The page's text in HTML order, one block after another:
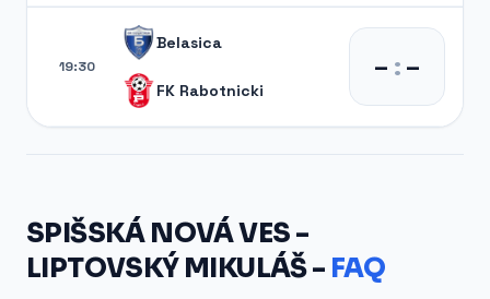
19:30
Belasica
FK Rabotnicki
– :–
SPIŠSKÁ NOVÁ VES -
LIPTOVSKÝ MIKULÁŠ - FAQ